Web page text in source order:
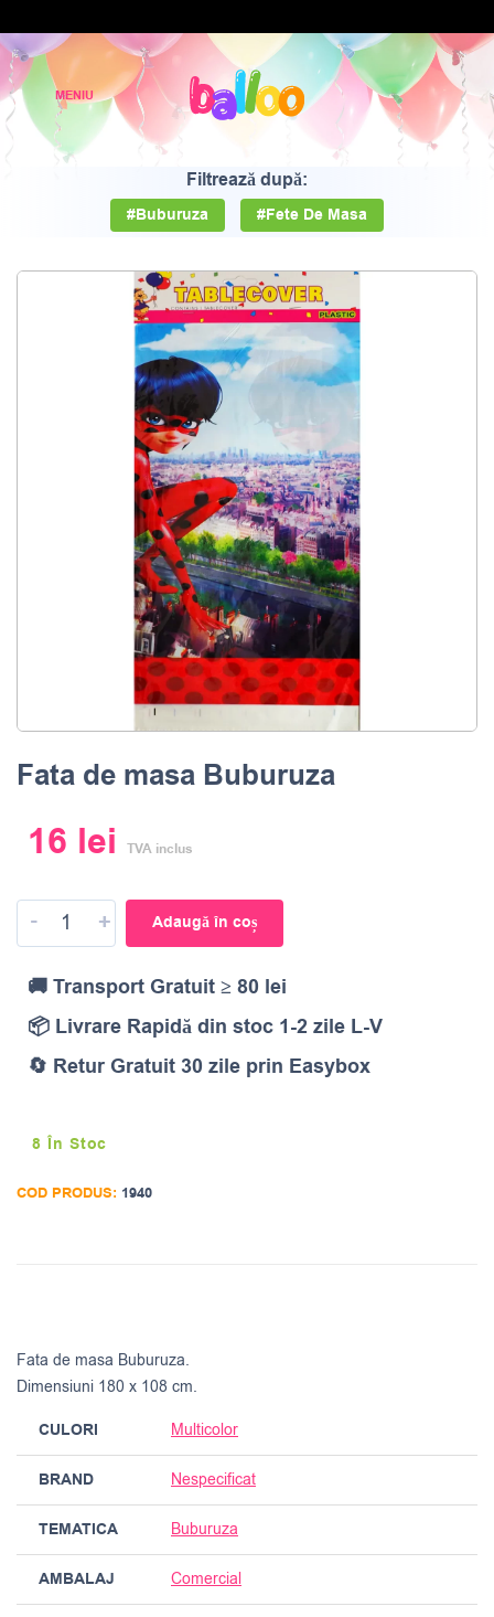
Filtrează după:
#Buburuza #Fete De Masa
Fata de masa Buburuza
16 lei TVA inclus
- + Adaugă în coș
🚚 Transport Gratuit ≥ 80 lei
📦 Livrare Rapidă din stoc 1-2 zile L-V
🔄 Retur Gratuit 30 zile prin Easybox
8 În Stoc
COD PRODUS: 1940
Fata de masa Buburuza.
Dimensiuni 180 x 108 cm.
CULORI Multicolor
BRAND Nespecificat
TEMATICA Buburuza
AMBALAJ Comercial